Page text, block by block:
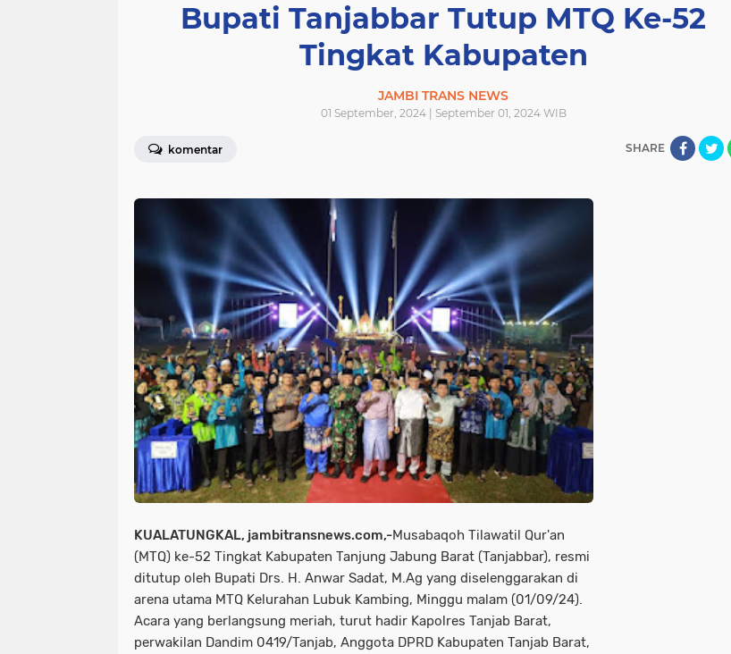
Bupati Tanjabbar Tutup MTQ Ke-52
Tingkat Kabupaten
JAMBI TRANS NEWS
01 September, 2024 | September 01, 2024 WIB
komentar SHARE
KUALATUNGKAL, jambitransnews.com,-Musabaqoh Tilawatil Qur'an
(MTQ) ke-52 Tingkat Kabupaten Tanjung Jabung Barat (Tanjabbar), resmi
ditutup oleh Bupati Drs. H. Anwar Sadat, M.Ag yang diselenggarakan di
arena utama MTQ Kelurahan Lubuk Kambing, Minggu malam (01/09/24).
Acara yang berlangsung meriah, turut hadir Kapolres Tanjab Barat,
perwakilan Dandim 0419/Tanjab, Anggota DPRD Kabupaten Tanjab Barat,